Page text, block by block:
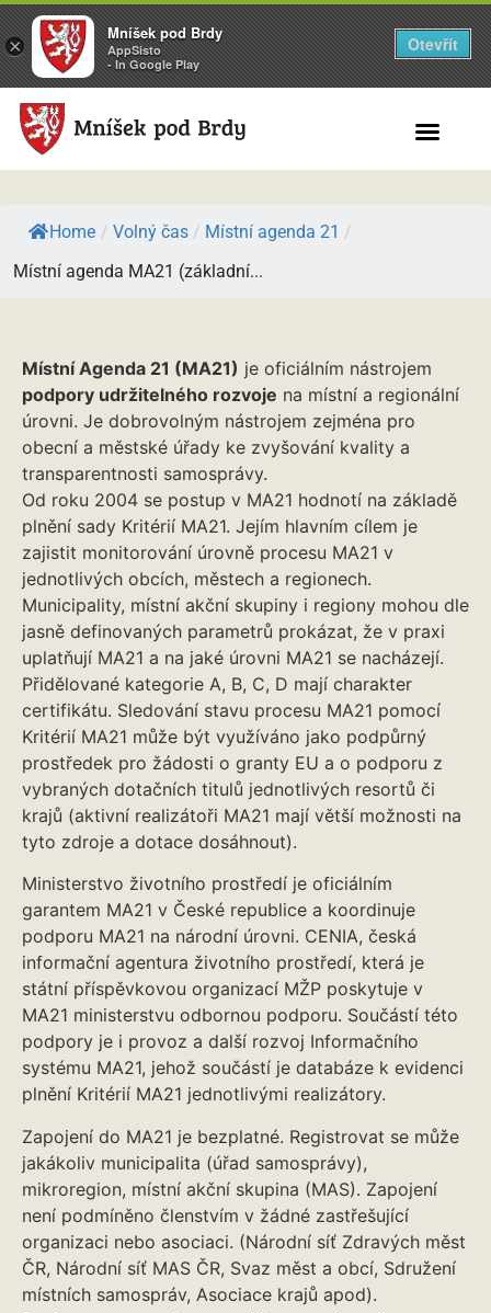
Home / Volný čas / Místní agenda 21 /
Místní agenda MA21 (základní...
Místní Agenda 21 (MA21) je oficiálním nástrojem
podpory udržitelného rozvoje na místní a regionální
úrovni. Je dobrovolným nástrojem zejména pro
obecní a městské úřady ke zvyšování kvality a
transparentnosti samosprávy.
Od roku 2004 se postup v MA21 hodnotí na základě
plnění sady Kritérií MA21. Jejím hlavním cílem je
zajistit monitorování úrovně procesu MA21 v
jednotlivých obcích, městech a regionech.
Municipality, místní akční skupiny i regiony mohou dle
jasně definovaných parametrů prokázat, že v praxi
uplatňují MA21 a na jaké úrovni MA21 se nacházejí.
Přidělované kategorie A, B, C, D mají charakter
certifikátu. Sledování stavu procesu MA21 pomocí
Kritérií MA21 může být využíváno jako podpůrný
prostředek pro žádosti o granty EU a o podporu z
vybraných dotačních titulů jednotlivých resortů či
krajů (aktivní realizátoři MA21 mají větší možnosti na
tyto zdroje a dotace dosáhnout).
Ministerstvo životního prostředí je oficiálním
garantem MA21 v České republice a koordinuje
podporu MA21 na národní úrovni. CENIA, česká
informační agentura životního prostředí, která je
státní příspěvkovou organizací MŽP poskytuje v
MA21 ministerstvu odbornou podporu. Součástí této
podpory je i provoz a další rozvoj Informačního
systému MA21, jehož součástí je databáze k evidenci
plnění Kritérií MA21 jednotlivými realizátory.
Zapojení do MA21 je bezplatné. Registrovat se může
jakákoliv municipalita (úřad samosprávy),
mikroregion, místní akční skupina (MAS). Zapojení
není podmíněno členstvím v žádné zastřešující
organizaci nebo asociaci. (Národní síť Zdravých měst
ČR, Národní síť MAS ČR, Svaz měst a obcí, Sdružení
místních samospráv, Asociace krajů apod).
×
Mníšek pod Brdy
AppSisto
- In Google Play
Otevřít